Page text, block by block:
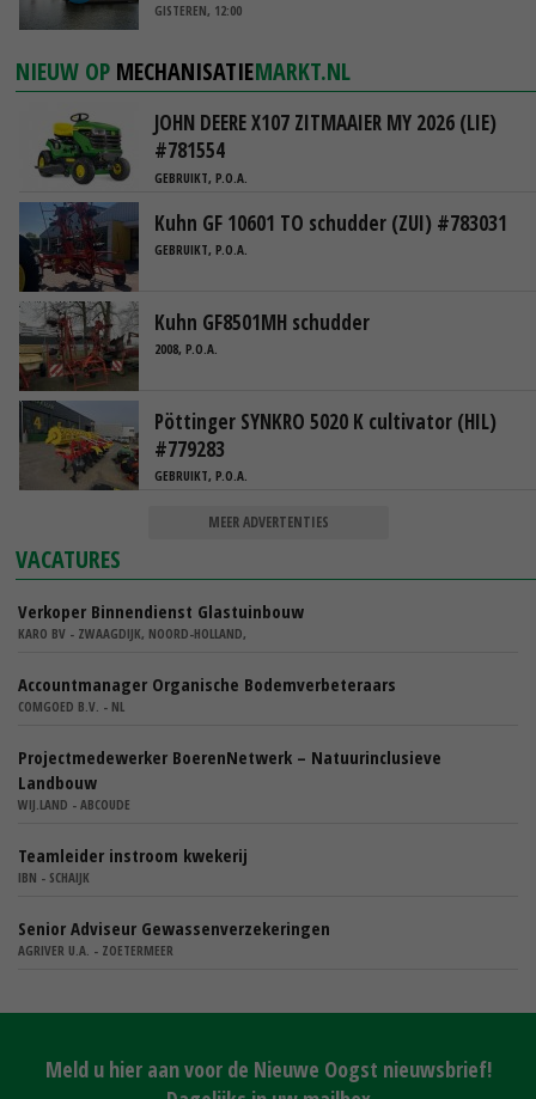
GISTEREN, 12:00
NIEUW OP MECHANISATIEMARKT.NL
JOHN DEERE X107 ZITMAAIER MY 2026 (LIE)
#781554
GEBRUIKT, P.O.A.
Kuhn GF 10601 TO schudder (ZUI) #783031
GEBRUIKT, P.O.A.
Kuhn GF8501MH schudder
2008, P.O.A.
Pöttinger SYNKRO 5020 K cultivator (HIL)
#779283
GEBRUIKT, P.O.A.
MEER ADVERTENTIES
VACATURES
Verkoper Binnendienst Glastuinbouw
KARO BV - ZWAAGDIJK, NOORD-HOLLAND,
Accountmanager Organische Bodemverbeteraars
COMGOED B.V. - NL
Projectmedewerker BoerenNetwerk – Natuurinclusieve
Landbouw
WIJ.LAND - ABCOUDE
Teamleider instroom kwekerij
IBN - SCHAIJK
Senior Adviseur Gewassenverzekeringen
AGRIVER U.A. - ZOETERMEER
Meld u hier aan voor de Nieuwe Oogst nieuwsbrief!